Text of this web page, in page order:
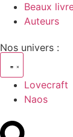
Beaux
Auteurs
Nos univers :
Lovecraft
Naos